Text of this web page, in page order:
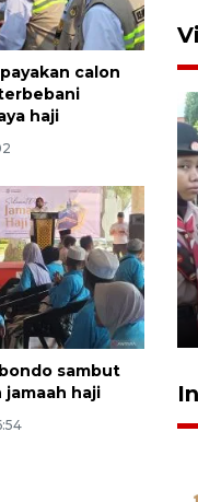
calon
haji
sambut
haji
penguatan
di